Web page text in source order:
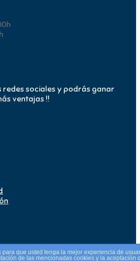
redes sociales y podrás ganar
ventajas !!
para que usted tenga la mejor experiencia de
de las mencionadas cookies y la aceptación